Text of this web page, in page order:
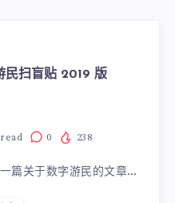
民扫盲贴 2019 版
0 238
篇关于数字游民的文章…